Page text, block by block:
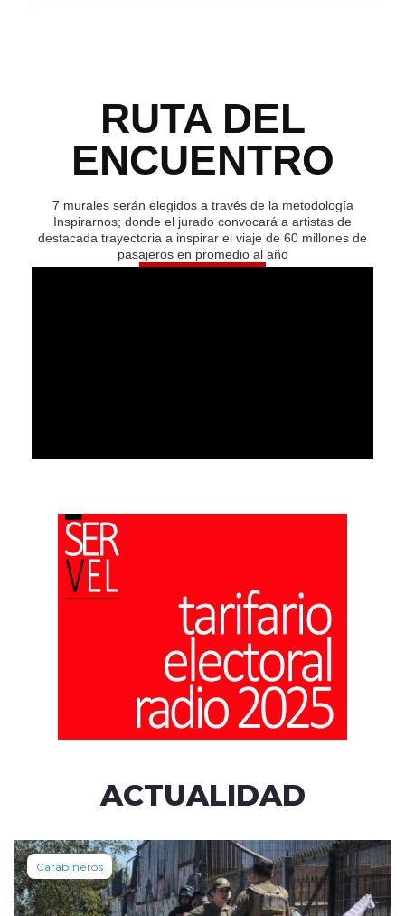
RUTA DEL
ENCUENTRO
7 murales serán elegidos a través de la metodología
Inspirarnos; donde el jurado convocará a artistas de
destacada trayectoria a inspirar el viaje de 60 millones de
pasajeros en promedio al año
ACTUALIDAD
Carabineros